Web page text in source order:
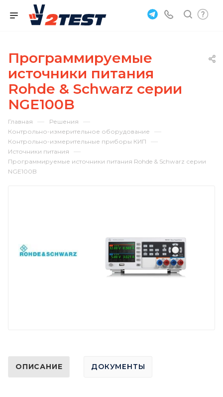
Программируемые
источники питания
Rohde & Schwarz серии
NGE100B
Главная — Решения —
Контрольно-измерительное оборудование —
Контрольно-измерительные приборы КИП —
Источники питания —
Программируемые источники питания Rohde & Schwarz серии
NGE100B
ОПИСАНИЕ ДОКУМЕНТЫ